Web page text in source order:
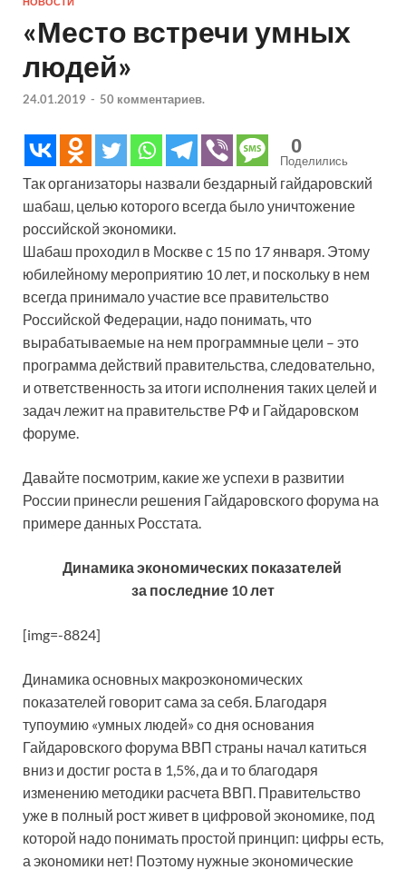
«Место встречи умных
людей»
24.01.2019 - 50 комментариев.
0
Поделились
Так организаторы назвали бездарный гайдаровский
шабаш, целью которого всегда было уничтожение
российской экономики.
Шабаш проходил в Москве с 15 по 17 января. Этому
юбилейному мероприятию 10 лет, и поскольку в нем
всегда принимало участие все правительство
Российской Федерации, надо понимать, что
вырабатываемые на нем программные цели – это
программа действий правительства, следовательно,
и ответственность за итоги исполнения таких целей и
задач лежит на правительстве РФ и Гайдаровском
форуме.
Давайте посмотрим, какие же успехи в развитии
России принесли решения Гайдаровского форума на
примере данных Росстата.
Динамика экономических показателей
за последние 10 лет
[img=-8824]
Динамика основных макроэкономических
показателей говорит сама за себя. Благодаря
тупоумию «умных людей» со дня основания
Гайдаровского форума ВВП страны начал катиться
вниз и достиг роста в 1,5%, да и то благодаря
изменению методики расчета ВВП. Правительство
уже в полный рост живет в цифровой экономике, под
которой надо понимать простой принцип: цифры есть,
а экономики нет! Поэтому нужные экономические